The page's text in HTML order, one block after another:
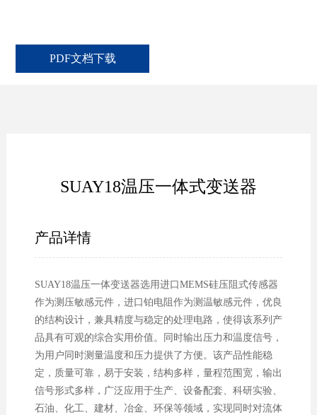
PDF文档下载
SUAY18温压一体式变送器
产品详情
SUAY18温压一体变送器选用进口MEMS硅压阻式传感器
作为测压敏感元件，进口铂电阻作为测温敏感元件，优良
的结构设计，兼具精度与稳定的处理电路，使得该系列产
品具有可观的综合实用价值。同时输出压力和温度信号，
为用户同时测量温度和压力提供了方便。该产品性能稳
定，质量可靠，易于安装，结构多样，量程范围宽，输出
信号形式多样，广泛应用于生产、设备配套、科研实验、
石油、化工、建材、冶金、环保等领域，实现同时对流体